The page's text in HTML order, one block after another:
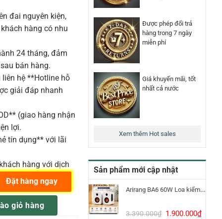
Được phép đổi trả
hàng trong 7 ngày
miễn phí
Giá khuyến mãi, tốt
nhất cả nước
Xem thêm Hot sales
Sản phẩm mới cập nhật
Arirang BA6 60W Loa kiểm âm Bluetooth 5.3
3.390.000₫ Giá
1.900.000₫Giá
đai nguyên kiện,
hàng có nhu
24 tháng, đảm
bán hàng.
hệ **Hotline hỗ
giải đáp nhanh
(giao hàng nhận
lợi.
tín dụng** với lãi
hàng với dịch
line array active 3000W 8inch số lượng
giỏ hàng
Đặt hàng ngay